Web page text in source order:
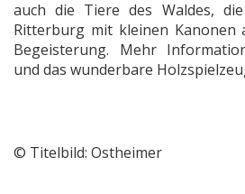
auch die Tiere des Waldes,
Ritterburg mit kleinen
Begeisterung. Mehr
und das wunderbare
© Titelbild: Ostheimer